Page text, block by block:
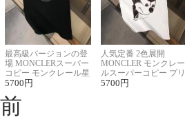
最高級バージョンの登
場 MONCLERスーパー
コピー モンクレール星
座半袖Tシャツ
5700 円
人気定番 2色展開
MONCLER モンクレー
ルスーパーコピー プリ
ント半袖Tシャツ
5700 円
前